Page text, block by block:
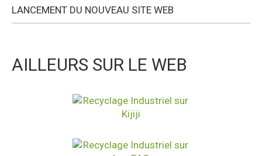
LANCEMENT DU NOUVEAU SITE WEB
AILLEURS SUR LE WEB